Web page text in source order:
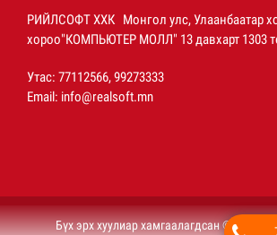
РИЙЛСОФТ ХХК Монгол улс, Улаанбаатар
хороо"КОМПЬЮТЕР МОЛЛ" 13 давхарт 1303
Утас: 77112566, 99273333
Email: info@realsoft.mn
Бүх эрх хуулиар хамгаалагдсан © 2020